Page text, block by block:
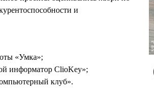
и
«Умка»;
информатор ClioKey»;
клуб».